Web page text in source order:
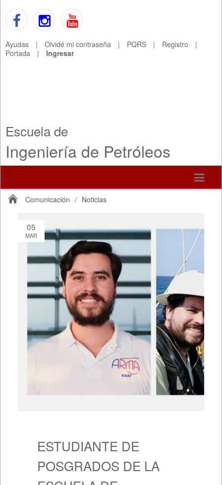
Ayudas | Olvidé mi contraseña | PQRS | Registro
|
Portada
| Ingresar
Escuela de
Ingeniería de Petróleos
Comunicación / Noticias